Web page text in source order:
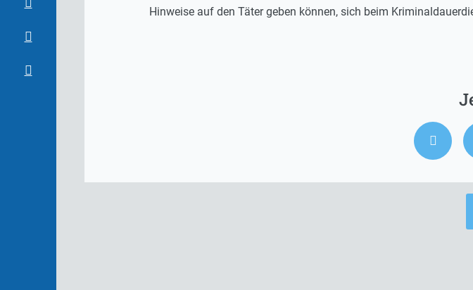
Hinweise auf den Täter geben können, sich beim